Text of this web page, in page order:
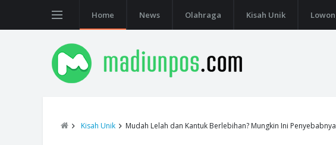
Home News Olahraga Kisah Unik
Kisah Unik Mudah Lelah dan Kantuk Berlebihan? Mungkin Ini Penyebabnya